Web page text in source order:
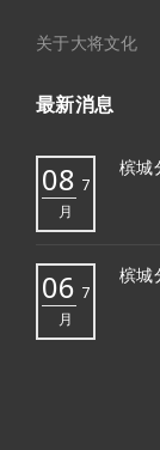
关于大将文化
最新消息
08 7
月
槟城
06 7
月
槟城